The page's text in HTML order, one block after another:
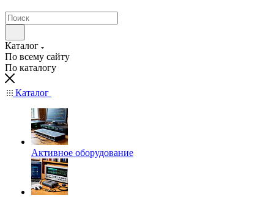
Каталог
По всему сайту
По каталогу
Каталог
Активное оборудование